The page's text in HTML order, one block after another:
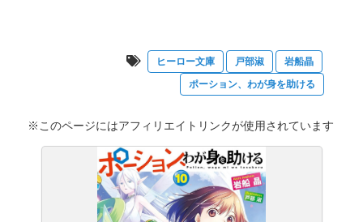
ヒーロー文庫 戸部淑
岩船晶
ポーション、わが身を助ける
※このページにはアフィリエイトリンクが使用されています